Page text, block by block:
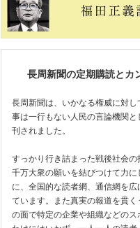
長周新聞の定期購読とカ
長周新聞は、いかなる権威に対し
事は一行もない人民の言論機関と
刊されました。
すっかり行き詰まった戦後社会の
千万大衆の願いを結びつけて力に
に、全国的な読者網、通信網を広
ています。また真実の報道を貫く
の面で特定の企業や組織などのス